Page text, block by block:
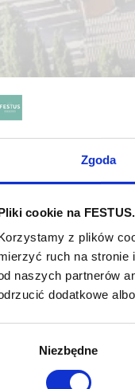
Zgoda
cookie na
z plików
ruch na stronie
naszych partnerów
dodatkowe
Niezbędne
tasting